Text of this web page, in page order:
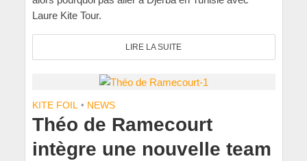
Laure Kite Tour.
LIRE LA SUITE
KITE FOIL • NEWS
Théo de Ramecourt
intègre une nouvelle team